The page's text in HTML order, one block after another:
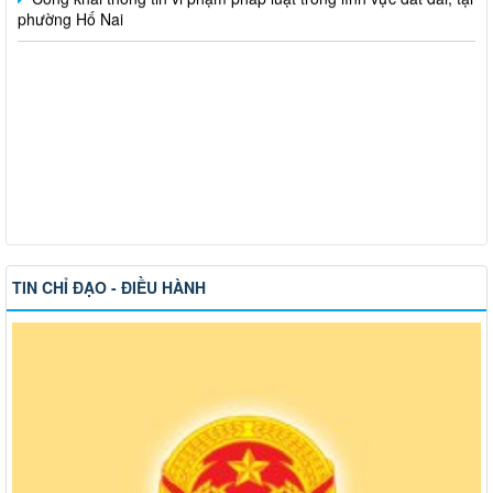
TIN CHỈ ĐẠO - ĐIỀU HÀNH